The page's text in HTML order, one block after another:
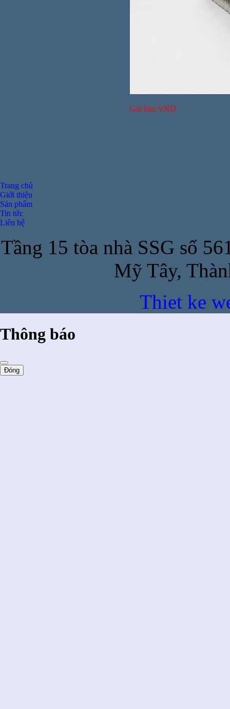
Giá bán VND
Trang chủ
Giới thiệu
Sản phẩm
Tin tức
Liên hệ
Tầng 15 tòa nhà SSG số
Mỹ Tây,
Thiet ke
Thông báo
Đóng